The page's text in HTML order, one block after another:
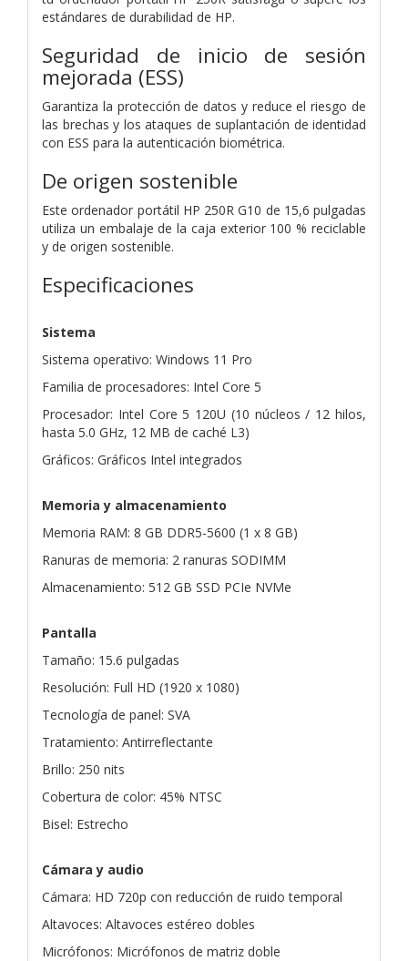
estándares de durabilidad de HP.
Seguridad de inicio de sesión
mejorada (ESS)
Garantiza la protección de datos y reduce el riesgo de
las brechas y los ataques de suplantación de identidad
con ESS para la autenticación biométrica.
De origen sostenible
Este ordenador portátil HP 250R G10 de 15,6 pulgadas
utiliza un embalaje de la caja exterior 100 % reciclable
y de origen sostenible.
Especificaciones
Sistema
Sistema operativo: Windows 11 Pro
Familia de procesadores: Intel Core 5
Procesador: Intel Core 5 120U (10 núcleos / 12 hilos,
hasta 5.0 GHz, 12 MB de caché L3)
Gráficos: Gráficos Intel integrados
Memoria y almacenamiento
Memoria RAM: 8 GB DDR5-5600 (1 x 8 GB)
Ranuras de memoria: 2 ranuras SODIMM
Almacenamiento: 512 GB SSD PCIe NVMe
Pantalla
Tamaño: 15.6 pulgadas
Resolución: Full HD (1920 x 1080)
Tecnología de panel: SVA
Tratamiento: Antirreflectante
Brillo: 250 nits
Cobertura de color: 45% NTSC
Bisel: Estrecho
Cámara y audio
Cámara: HD 720p con reducción de ruido temporal
Altavoces: Altavoces estéreo dobles
Micrófonos: Micrófonos de matriz doble